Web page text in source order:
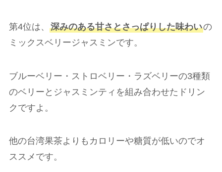
第4位は、 深みのある甘さとさっぱりした味わいの
ミックスベリージャスミンです。
ブルーベリー・ストロベリー・ラズベリーの3種類
のベリーとジャスミンティを組み合わせたドリン
クですよ。
他の台湾果茶よりもカロリーや糖質が低いのでオ
ススメです。